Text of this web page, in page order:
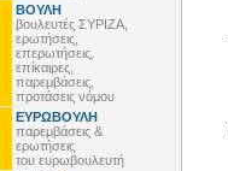
ΒΟΥΛΗ
βουλευτές ΣΥΡΙΖΑ,
ερωτήσεις,
επερωτήσεις,
επίκαιρες,
παρεμβάσεις,
προτάσεις νόμου
ΕΥΡΩΒΟΥΛΗ
παρεμβάσεις &
ερωτήσεις
του ευρωβουλευτή